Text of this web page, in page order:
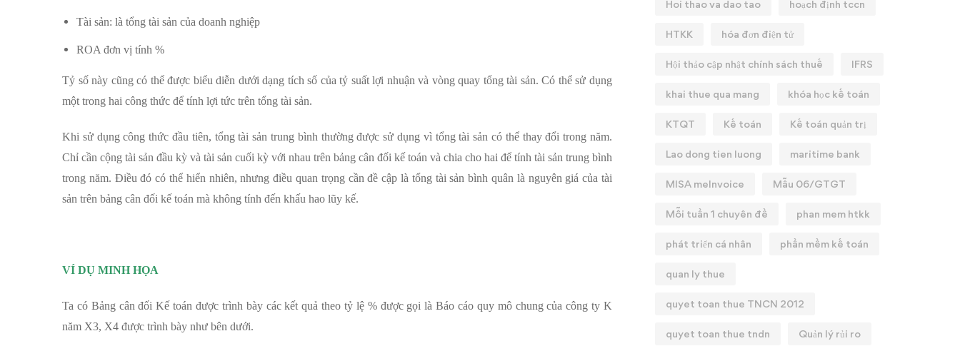
Tài sản: là tổng tài sản của doanh nghiệp
ROA đơn vị tính %
Tỷ số này cũng có thể được biểu diễn dưới dạng tích số của tỷ suất lợi nhuận và vòng quay tổng tài sản. Có thể sử dụng
một trong hai công thức để tính lợi tức trên tổng tài sản.
Khi sử dụng công thức đầu tiên, tổng tài sản trung bình thường được sử dụng vì tổng tài sản có thể thay đổi trong năm.
Chỉ cần cộng tài sản đầu kỳ và tài sản cuối kỳ với nhau trên bảng cân đối kế toán và chia cho hai để tính tài sản trung bình
trong năm. Điều đó có thể hiển nhiên, nhưng điều quan trọng cần đề cập là tổng tài sản bình quân là nguyên giá của tài
sản trên bảng cân đối kế toán mà không tính đến khấu hao lũy kế.
VÍ DỤ MINH HỌA
Ta có Bảng cân đối Kế toán được trình bày các kết quả theo tỷ lệ % được gọi là Báo cáo quy mô chung của công ty K
năm X3, X4 được trình bày như bên dưới.
Hoi thao va dao tao hoạch định tccn
HTKK hóa đơn điện tử
Hội thảo cập nhật chính sách thuế IFRS
khai thue qua mang khóa học kế toán
KTQT Kế toán Kế toán quản trị
Lao dong tien luong maritime bank
MISA meInvoice Mẫu 06/GTGT
Mỗi tuần 1 chuyên đề phan mem htkk
phát triển cá nhân phần mềm kế toán
quan ly thue
quyet toan thue TNCN 2012
quyet toan thue tndn Quản lý rủi ro